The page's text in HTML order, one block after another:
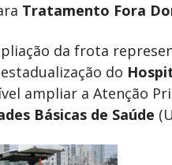
Tratamento Fora
da frota
do
ampliar a Atenção
Básicas de Saúde